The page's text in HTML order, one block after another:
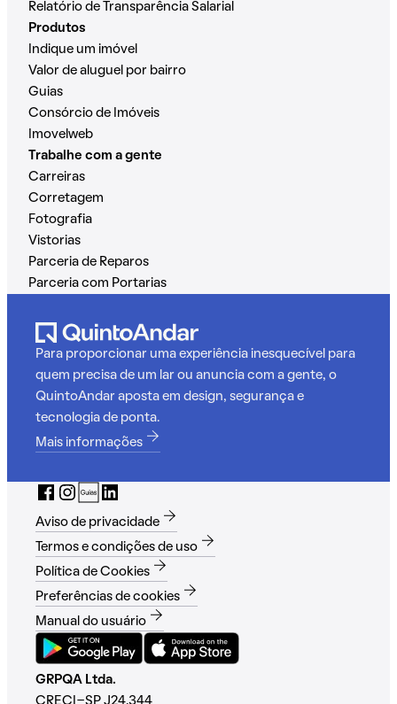
Relatório de Transparência Salarial
Produtos
Indique um imóvel
Valor de aluguel por bairro
Guias
Consórcio de Imóveis
Imovelweb
Trabalhe com a gente
Carreiras
Corretagem
Fotografia
Vistorias
Parceria de Reparos
Parceria com Portarias
Para proporcionar uma experiência inesquecível para
quem precisa de um lar ou anuncia com a gente, o
QuintoAndar aposta em design, segurança e
tecnologia de ponta.
Mais informações
Aviso de privacidade
Termos e condições de uso
Política de Cookies
Preferências de cookies
Manual do usuário
GRPQA Ltda.